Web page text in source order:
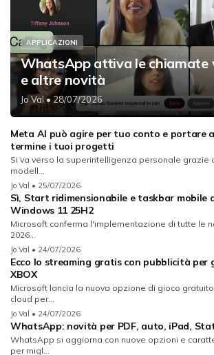
APPLICAZIONI
WhatsApp attiva le chiamate
e altre novità
Jo Val• 28/07/2026
Meta AI può agire per tuo conto e portare a
termine i tuoi progetti
Si va verso la superintelligenza personale grazie
modell...
Jo Val • 25/07/2026
Sì, Start ridimensionabile e taskbar mobile
Windows 11 25H2
Microsoft conferma l'implementazione di tutte le
2026...
Jo Val • 24/07/2026
Ecco lo streaming gratis con pubblicità per
XBOX
Microsoft lancia la nuova opzione di gioco
cloud per...
Jo Val • 24/07/2026
WhatsApp: novità per PDF, auto, iPad,
WhatsApp si aggiorna con nuove opzioni e
per migl...